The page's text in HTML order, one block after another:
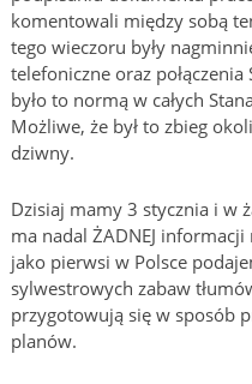
komentowali między sobą
tego wieczoru były
telefoniczne oraz połączenia
było to normą w całych
Możliwe, że był to zbieg
dziwny.
Dzisiaj mamy 3 stycznia i w
ma nadal ŻADNEJ
jako pierwsi w Polsce
sylwestrowych zabaw
przygotowują się w sposób
planów.